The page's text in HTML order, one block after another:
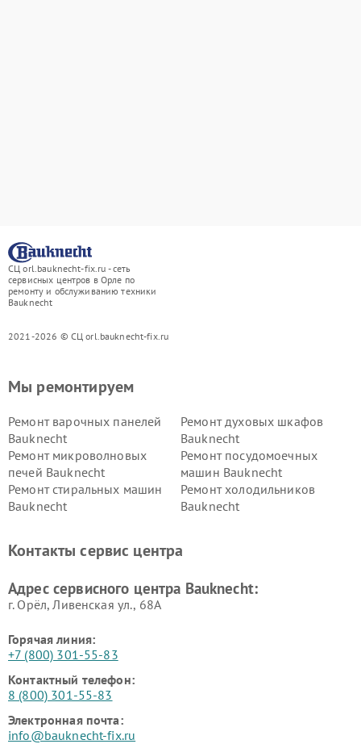
СЦ orl.bauknecht-fix.ru - сеть
сервисных центров в Орле по
ремонту и обслуживанию техники
Bauknecht
2021-2026 © СЦ orl.bauknecht-fix.ru
Мы ремонтируем
Ремонт варочных панелей
Bauknecht
Ремонт духовых шкафов
Bauknecht
Ремонт микроволновых
печей Bauknecht
Ремонт посудомоечных
машин Bauknecht
Ремонт стиральных машин
Bauknecht
Ремонт холодильников
Bauknecht
Контакты сервис центра
Адрес сервисного центра Bauknecht:
г. Орёл, Ливенская ул., 68А
Горячая линия:
+7 (800) 301-55-83
Контактный телефон:
8 (800) 301-55-83
Электронная почта:
info@bauknecht-fix.ru